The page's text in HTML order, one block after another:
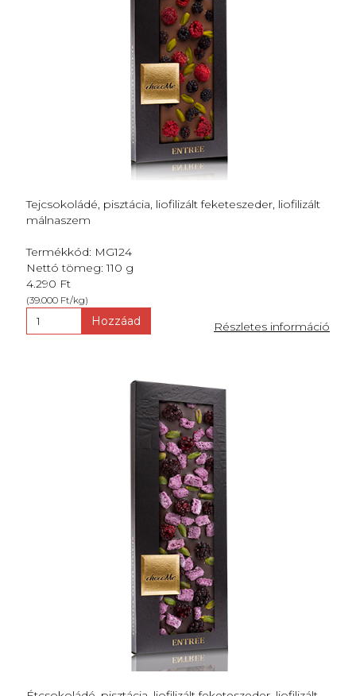
Tejcsokoládé, pisztácia, liofilizált feketeszeder, liofilizált
málnaszem
Termékkód: MG124
Nettó tömeg: 110 g
4.290 Ft
(39.000 Ft/kg)
Hozzáad Részletes információ